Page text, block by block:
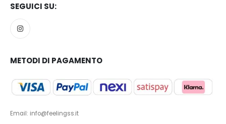
SEGUICI SU:
METODI DI PAGAMENTO
Email: info@feelingss.it